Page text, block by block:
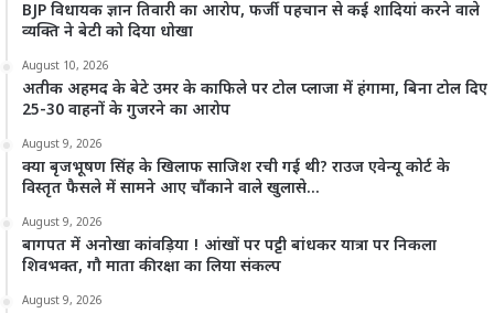
BJP विधायक ज्ञान तिवारी का आरोप, फर्जी पहचान से कई शादियां करने वाले
व्यक्ति ने बेटी को दिया धोखा
August 10, 2026
अतीक अहमद के बेटे उमर के काफिले पर टोल प्लाजा में हंगामा, बिना टोल दिए
25-30 वाहनों के गुजरने का आरोप
August 9, 2026
क्या बृजभूषण सिंह के खिलाफ साजिश रची गई थी? राउज एवेन्यू कोर्ट के
विस्तृत फैसले में सामने आए चौंकाने वाले खुलासे…
August 9, 2026
बागपत में अनोखा कांवड़िया ! आंखों पर पट्टी बांधकर यात्रा पर निकला
शिवभक्त, गौ माता की रक्षा का लिया संकल्प
August 9, 2026